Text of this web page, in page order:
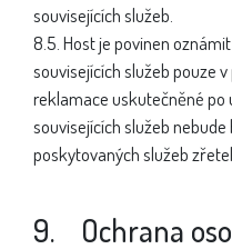
souvisejících služeb.
8.5. Host je povinen
souvisejících služeb pouze
reklamace uskutečněné po
souvisejících služeb
poskytovaných služeb zřetel.
9. Ochrana